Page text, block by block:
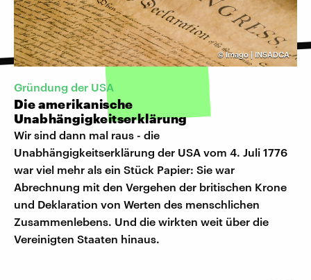
©Imago | INSADCA
Gründung der USA
Die amerikanische
Unabhängigkeitserklärung
Wir sind dann mal raus - die
Unabhängigkeitserklärung der USA vom 4. Juli 1776
war viel mehr als ein Stück Papier: Sie war
Abrechnung mit den Vergehen der britischen Krone
und Deklaration von Werten des menschlichen
Zusammenlebens. Und die wirkten weit über die
Vereinigten Staaten hinaus.